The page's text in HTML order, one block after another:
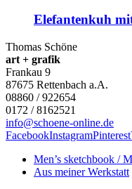
Elefantenkuh
Thomas Schöne
art + grafik
Frankau 9
87675 Rettenbach a.A.
08860 / 922654
0172 / 8162521
info@schoene-online.de
FacebookInstagramPinterest
Men’s sketchbook /
Aus meiner Werkstatt